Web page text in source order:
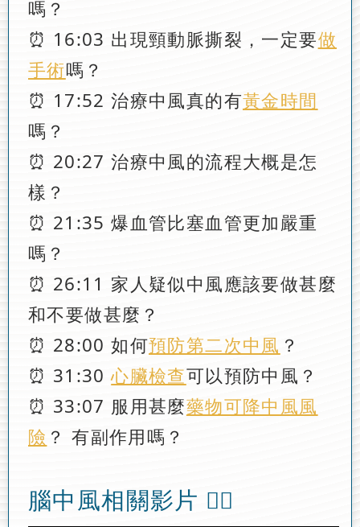
嗎？
⏰ 16:03 出現頸動脈撕裂，一定要做
手術嗎？
⏰ 17:52 治療中風真的有黃金時間
嗎？
⏰ 20:27 治療中風的流程大概是怎
樣？
⏰ 21:35 爆血管比塞血管更加嚴重
嗎？
⏰ 26:11 家人疑似中風應該要做甚麼
和不要做甚麼？
⏰ 28:00 如何預防第二次中風 ？
⏰ 31:30心臟檢查可以預防中風？
⏰ 33:07 服用甚麼藥物可降中風風
險 ？ 有副作用嗎？
腦中風相關影片 👉🏻